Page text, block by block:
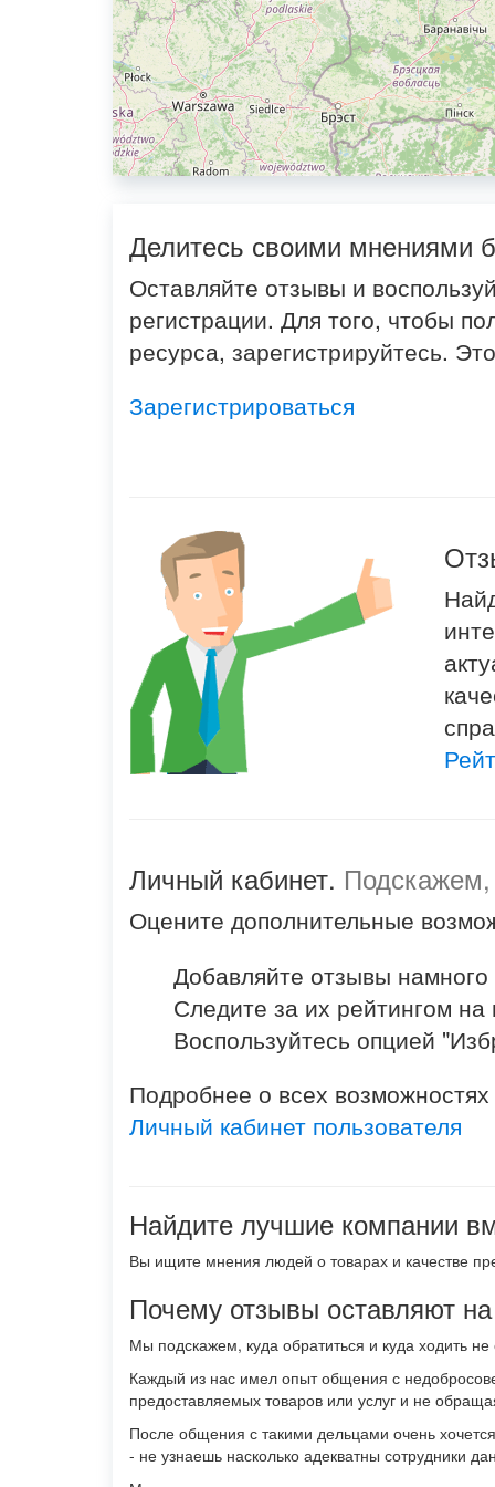
Делитесь своими мнениями
Оставляйте отзывы и
регистрации. Для того, чтобы
ресурса, зарегистрируйтесь.
Зарегистрироваться
Личный кабинет.
Оцените дополнительные
Добавляйте отзывы
Следите за их рейтингом на
Воспользуйтесь опцией
Подробнее о всех
Личный кабинет пользователя
Найдите лучшие компании
Вы ищите мнения людей о товарах и качестве
Почему отзывы оставляют
Мы подскажем, куда обратиться и куда ходить не
Каждый из нас имел опыт общения с
предоставляемых товаров или услуг и не
После общения с такими дельцами очень
- не узнаешь насколько адекватны сотрудники